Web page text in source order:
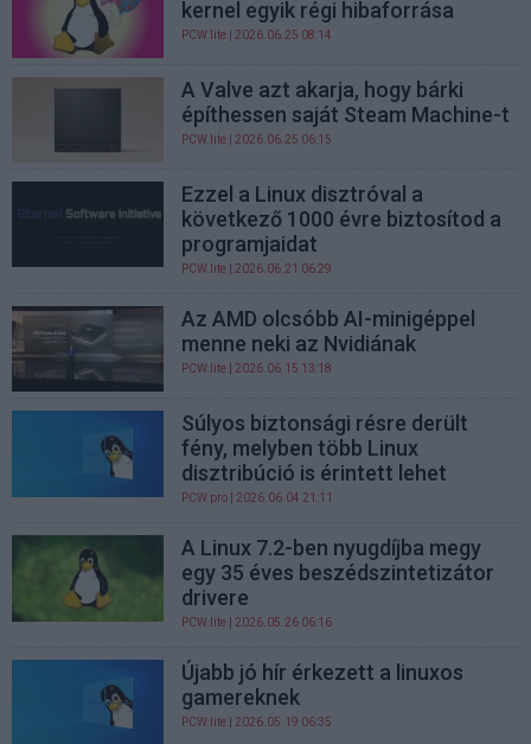
kernel egyik régi hibaforrása
PCW.lite | 2026.06.25 08:14
A Valve azt akarja, hogy bárki
építhessen saját Steam Machine-t
PCW.lite | 2026.06.25 06:15
Ezzel a Linux disztróval a
következő 1000 évre biztosítod a
programjaidat
PCW.lite | 2026.06.21 06:29
Az AMD olcsóbb AI-minigéppel
menne neki az Nvidiának
PCW.lite | 2026.06.15 13:18
Súlyos biztonsági résre derült
fény, melyben több Linux
disztribúció is érintett lehet
PCW.pro | 2026.06.04 21:11
A Linux 7.2-ben nyugdíjba megy
egy 35 éves beszédszintetizátor
drivere
PCW.lite | 2026.05.26 06:16
Újabb jó hír érkezett a linuxos
gamereknek
PCW.lite | 2026.05.19 06:35